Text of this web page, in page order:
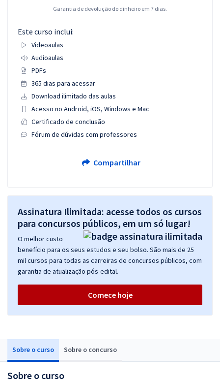
Sobre o curso Sobre o concurso
Sobre o curso
Garantia de devolução do dinheiro em 7 dias.
Este curso inclui:
Videoaulas
Audioaulas
PDFs
365 dias para acessar
Download ilimitado das aulas
Acesso no Android, iOS, Windows e Mac
Certificado de conclusão
Fórum de dúvidas com professores
Compartilhar
Assinatura Ilimitada: acesse todos os cursos
para concursos públicos, em um só lugar!
O melhor custo
benefício para os seus estudos e seu bolso. São mais de 25
mil cursos para todas as carreiras de concursos públicos, com
garantia de atualização pós-edital.
Comece hoje